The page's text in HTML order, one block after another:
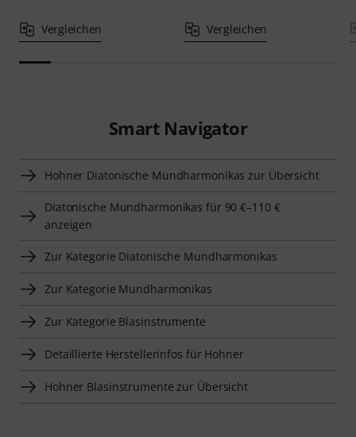
Vergleichen Vergleichen
Smart Navigator
Hohner Diatonische Mundharmonikas zur Übersicht
Diatonische Mundharmonikas für 90 €–110 €
anzeigen
Zur Kategorie Diatonische Mundharmonikas
Zur Kategorie Mundharmonikas
Zur Kategorie Blasinstrumente
Detaillierte Herstellerinfos für Hohner
Hohner Blasinstrumente zur Übersicht